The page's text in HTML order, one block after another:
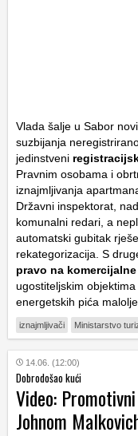
Vlada šalje u Sabor
suzbijanja
jedinstveni
Pravnim osobama i
iznajmljivanja
Državni inspektorat,
komunalni redari, a
automatski gubitak
rekategorizacija. S
pravo na
ugostiteljskim
energetskih pića
iznajmljivači Ministarstvo
14.06. (12:00)
Dobrodošao kući
Video:
Johnom